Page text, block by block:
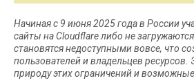
Начиная с 9 июня 2025 года в России
сайты на Cloudflare либо не
становятся недоступными вовсе, что
пользователей и владельцев ресурсов.
природу этих ограничений и